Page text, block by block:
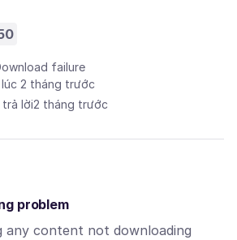
failure
2 tháng trước
trả lời2 tháng trước
problem
any content not downloading